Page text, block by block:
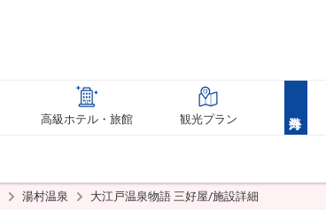
高級ホテル・旅館 観光プラン
湯村温泉 大江戸温泉物語 三好屋/施設詳細